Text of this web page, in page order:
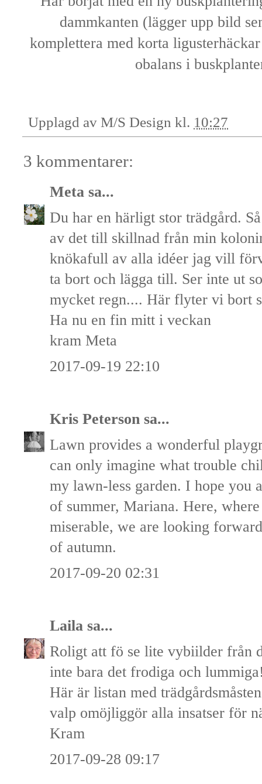
dammkanten (lägger upp bild
komplettera med korta
obalans i
Upplagd av M/S Design kl. 10:27
3 kommentarer:
Meta sa...
Du har en härligt stor trädgård.
av det till skillnad från min
knökafull av alla idéer jag vill
ta bort och lägga till. Ser inte ut
mycket regn.... Här flyter vi bort
Ha nu en fin mitt i veckan
kram Meta
2017-09-19 22:10
Kris Peterson sa...
Lawn provides a wonderful
can only imagine what trouble
my lawn-less garden. I hope you
of summer, Mariana. Here,
miserable, we are looking
of autumn.
2017-09-20 02:31
Laila sa...
Roligt att fö se lite vybiilder från
inte bara det frodiga och
Här är listan med
valp omöjliggör alla insatser för
Kram
2017-09-28 09:17